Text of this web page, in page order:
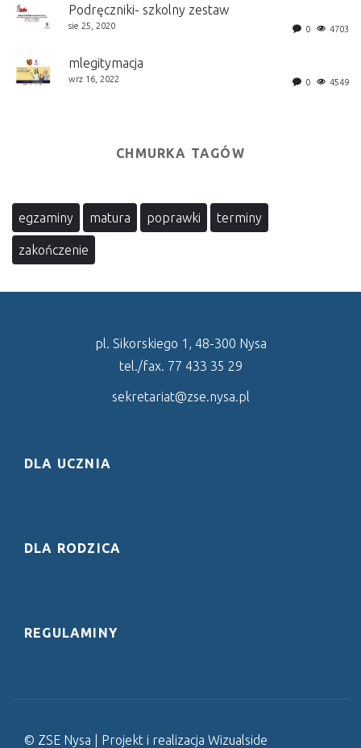
Podręczniki- szkolny zestaw
sie 25, 2020 0 4703
mlegitymacja
wrz 16, 2022 0 4549
CHMURKA TAGÓW
egzaminy matura poprawki terminy
zakończenie
pl. Sikorskiego 1, 48-300 Nysa
tel./fax. 77 433 35 29
sekretariat@zse.nysa.pl
DLA UCZNIA
DLA RODZICA
REGULAMINY
© ZSE Nysa | Projekt i realizacja Wizualside